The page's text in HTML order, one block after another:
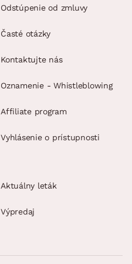
Odstúpenie od zmluvy
Časté otázky
Kontaktujte nás
Oznamenie - Whistleblowing
Affiliate program
Vyhlásenie o prístupnosti
Aktuálny leták
Výpredaj